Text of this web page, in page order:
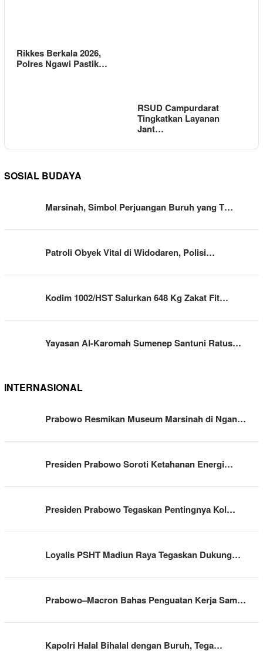
Rikkes Berkala 2026,
Polres Ngawi Pastik…
RSUD Campurdarat
Tingkatkan Layanan
Jant…
SOSIAL BUDAYA
Marsinah, Simbol Perjuangan Buruh yang T…
Patroli Obyek Vital di Widodaren, Polisi…
Kodim 1002/HST Salurkan 648 Kg Zakat Fit…
Yayasan Al-Karomah Sumenep Santuni Ratus…
INTERNASIONAL
Prabowo Resmikan Museum Marsinah di Ngan…
Presiden Prabowo Soroti Ketahanan Energi…
Presiden Prabowo Tegaskan Pentingnya Kol…
Loyalis PSHT Madiun Raya Tegaskan Dukung…
Prabowo–Macron Bahas Penguatan Kerja Sam…
Kapolri Halal Bihalal dengan Buruh, Tega…